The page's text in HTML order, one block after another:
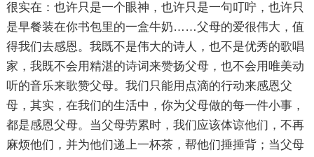
很实在：也许只是一个眼神，也许只是一句叮咛，也许只
是早餐装在你书包里的一盒牛奶……父母的爱很伟大，值
得我们去感恩。我既不是伟大的诗人，也不是优秀的歌唱
家，我既不会用精湛的诗词来赞扬父母，也不会用唯美动
听的音乐来歌赞父母。我们只能用点滴的行动来感恩父
母，其实，在我们的生活中，你为父母做的每一件小事，
都是感恩父母。当父母劳累时，我们应该体谅他们，不再
麻烦他们，并为他们递上一杯茶，帮他们捶捶背；当父母